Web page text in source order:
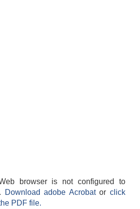
browser is not configured to
Download adobe Acrobatorclick
PDF file.